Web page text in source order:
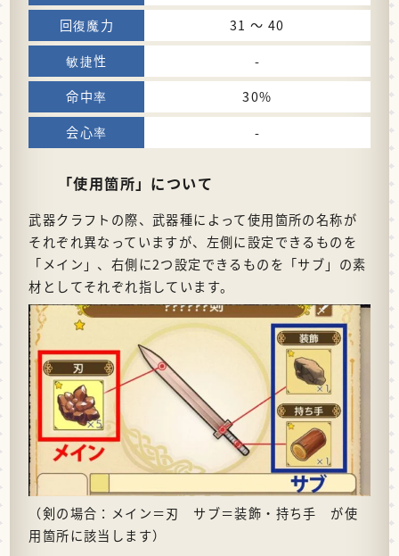
31 〜 40
-
30%
-
「使用箇所」について
武器クラフトの際、武器種によって使用箇所の名称が
それぞれ異なっていますが、左側に設定できるものを
「メイン」、右側に2つ設定できるものを「サブ」の素
材としてそれぞれ指しています。
（剣の場合：メイン＝刃 サブ＝装飾・持ち手 が使
用箇所に該当します）